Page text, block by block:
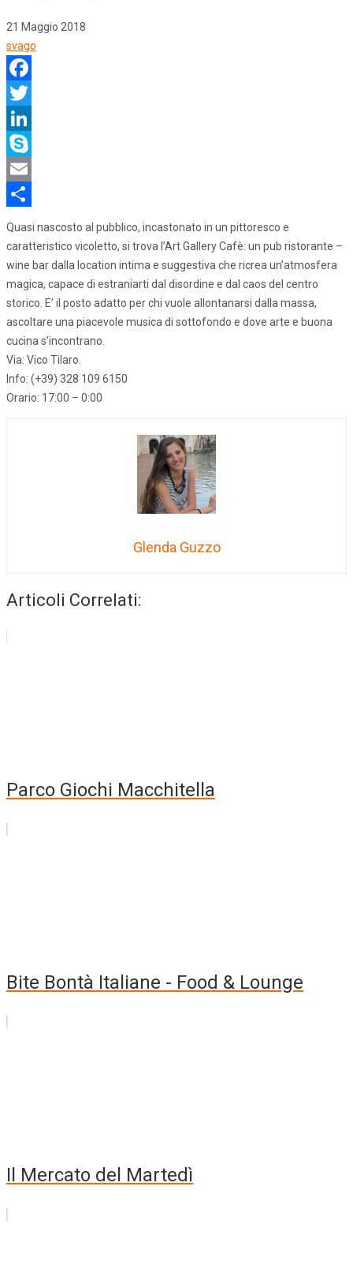
21 Maggio 2018
svago
Facebook
Twitter
LinkedIn
Skype
Email
Quasi nascosto al pubblico, incastonato in un pittoresco e
caratteristico vicoletto, si trova l’Art Gallery Cafè: un pub ristorante –
wine bar dalla location intima e suggestiva che ricrea un’atmosfera
magica, capace di estraniarti dal disordine e dal caos del centro
storico. E’ il posto adatto per chi vuole allontanarsi dalla massa,
ascoltare una piacevole musica di sottofondo e dove arte e buona
cucina s’incontrano.
Via: Vico Tilaro.
Info: (+39) 328 109 6150
Orario: 17:00 – 0:00
Glenda Guzzo
Articoli Correlati:
Parco Giochi Macchitella
Bite Bontà Italiane - Food & Lounge
Il Mercato del Martedì